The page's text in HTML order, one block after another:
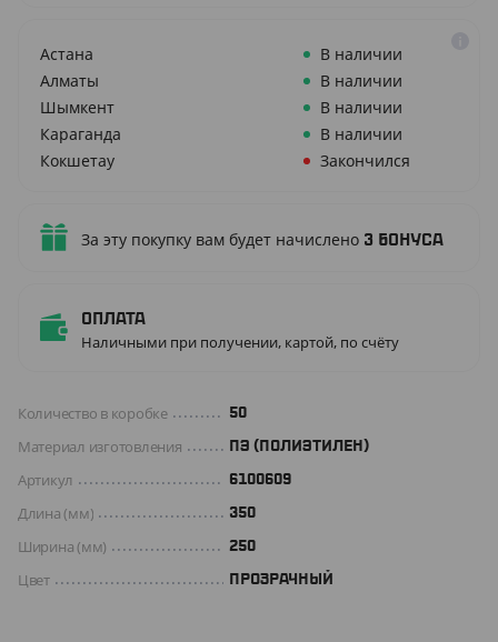
Астана
В наличии
Алматы
В наличии
Шымкент
В наличии
Караганда
В наличии
Кокшетау
Закончился
За эту покупку вам будет начислено 3 бонуса
Оплата
Наличными при получении, картой, по счёту
Количество в коробке 50
Материал изготовления ПЭ (ПОЛИЭТИЛЕН)
Артикул 6100609
Длина (мм) 350
Ширина (мм) 250
Цвет ПРОЗРАЧНЫЙ